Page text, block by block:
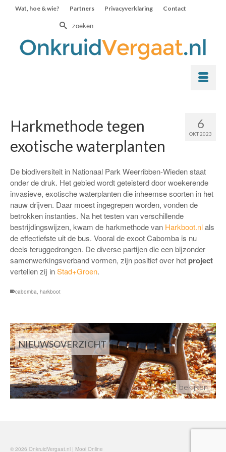
Wat, hoe & wie? Partners Privacyverklaring Contact
Zoek
6
OKT 2023
Harkmethode tegen
exotische waterplanten
De biodiversiteit in Nationaal Park Weerribben-Wieden staat
onder de druk. Het gebied wordt geteisterd door woekerende
invasieve, exotische waterplanten die inheemse soorten in het
nauw drijven. Daar moest ingegrepen worden, vonden de
betrokken instanties. Na het testen van verschillende
bestrijdingswijzen, kwam de harkmethode van Harkboot.nlals
de effectiefste uit de bus. Vooral de exoot Cabomba is nu
deels teruggedrongen. De diverse partijen die een bijzonder
samenwerkingsverband vormen, zijn positief over het project
vertellen zij inStad+Groen.
cabomba, harkboot
NIEUWSOVERZICHT
bekijken
© 2026 OnkruidVergaat.nl | Mooi Online